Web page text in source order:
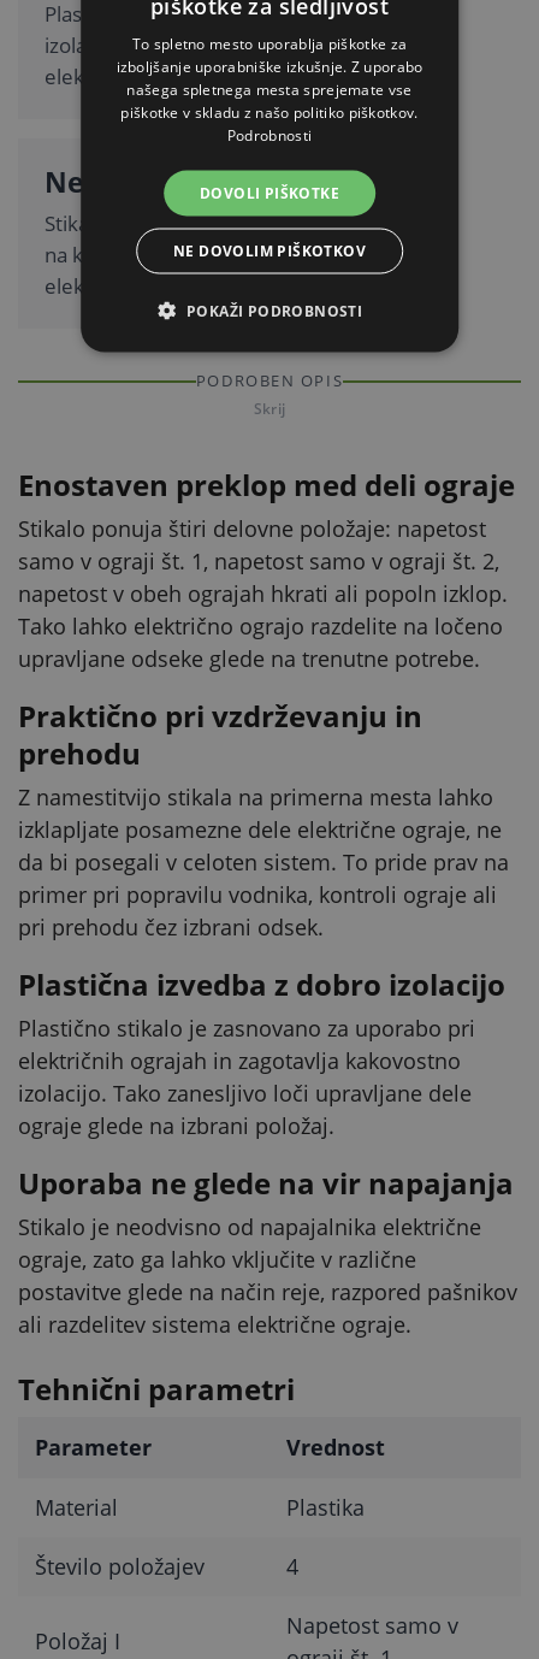
Plastična izvedba z odlično
izolacijo za uporabo pri
električni ograji.
Neodvisno od vira
Stikalo je uporabno ne glede
na konkreten vir napajanja
električne ograje.
PODROBEN OPIS
Skrij
Enostaven preklop med deli ograje
Stikalo ponuja štiri delovne položaje: napetost
samo v ograji št. 1, napetost samo v ograji št. 2,
napetost v obeh ograjah hkrati ali popoln izklop.
Tako lahko električno ograjo razdelite na ločeno
upravljane odseke glede na trenutne potrebe.
Praktično pri vzdrževanju in
prehodu
Z namestitvijo stikala na primerna mesta lahko
izklapljate posamezne dele električne ograje, ne
da bi posegali v celoten sistem. To pride prav na
primer pri popravilu vodnika, kontroli ograje ali
pri prehodu čez izbrani odsek.
Plastična izvedba z dobro izolacijo
Plastično stikalo je zasnovano za uporabo pri
električnih ograjah in zagotavlja kakovostno
izolacijo. Tako zanesljivo loči upravljane dele
ograje glede na izbrani položaj.
Uporaba ne glede na vir napajanja
Stikalo je neodvisno od napajalnika električne
ograje, zato ga lahko vključite v različne
postavitve glede na način reje, razpored pašnikov
ali razdelitev sistema električne ograje.
Tehnični parametri
Parameter Vrednost
Material Plastika
Število položajev 4
Položaj I
Napetost samo v
To spletno mesto uporablja piškotke za
izboljšanje uporabniške izkušnje. Z uporabo
našega spletnega mesta sprejemate vse
piškotke v skladu z našo politiko piškotkov.
Podrobnosti
DOVOLI PIŠKOTKE
NE DOVOLIM PIŠKOTKOV
POKAŽI PODROBNOSTI